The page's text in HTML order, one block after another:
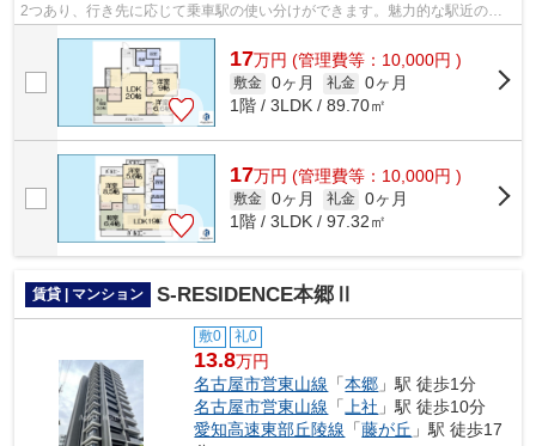
2つあり、行き先に応じて乗車駅の使い分けができます。魅力的な駅近の物
件で、駅まで徒歩8分です。あると使い...
17万円 (管理費等：10,000円 )
敷金 0ヶ月 礼金 0ヶ月
1階 / 3LDK / 89.70㎡
17万円 (管理費等：10,000円 )
敷金 0ヶ月 礼金 0ヶ月
1階 / 3LDK / 97.32㎡
賃貸 | マンション S-RESIDENCE本郷Ⅱ
敷0 礼0
13.8万円
名古屋市営東山線 「本郷 」駅 徒歩1分
名古屋市営東山線 「 上社 」駅 徒歩10分
愛知高速東部丘陵線 「藤が丘 」駅 徒歩17